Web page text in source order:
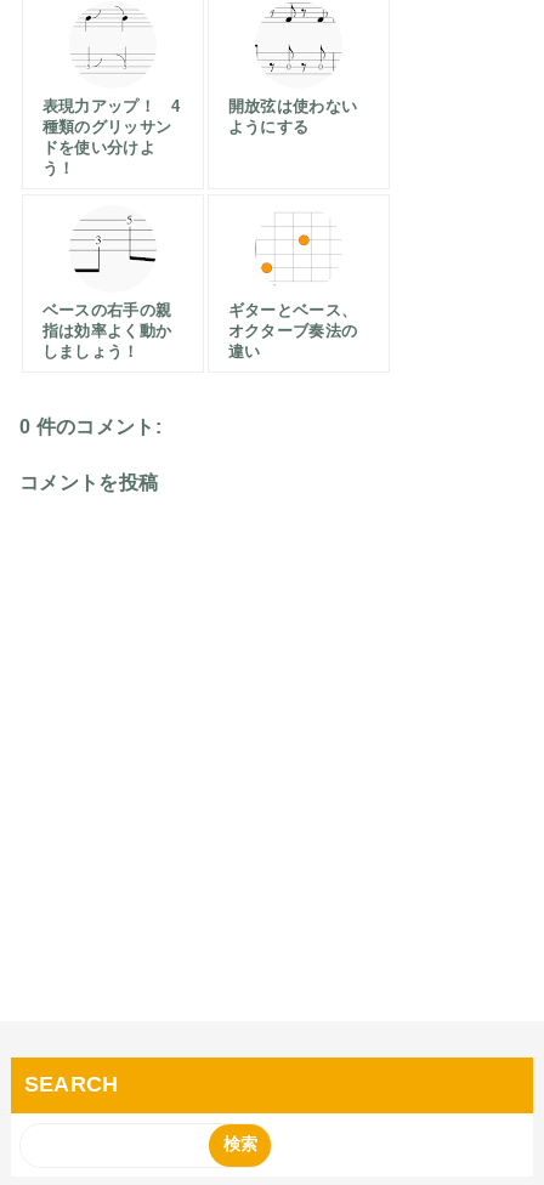
表現力アップ！ 4
種類のグリッサン
ドを使い分けよ
う！
開放弦は使わない
ようにする
ベースの右手の親
指は効率よく動か
しましょう！
ギターとベース、
オクターブ奏法の
違い
0 件のコメント:
コメントを投稿
SEARCH